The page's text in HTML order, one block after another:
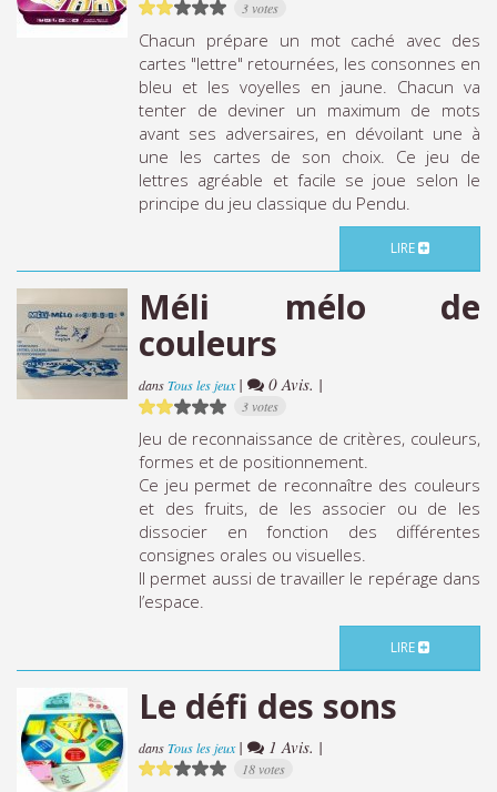
3 votes
Chacun prépare un mot caché avec des
cartes "lettre" retournées, les consonnes en
bleu et les voyelles en jaune. Chacun va
tenter de deviner un maximum de mots
avant ses adversaires, en dévoilant une à
une les cartes de son choix. Ce jeu de
lettres agréable et facile se joue selon le
principe du jeu classique du Pendu.
LIRE
Méli mélo de
couleurs
dansTous les jeux| 0 Avis. |
3 votes
Jeu de reconnaissance de critères, couleurs,
formes et de positionnement.
Ce jeu permet de reconnaître des couleurs
et des fruits, de les associer ou de les
dissocier en fonction des différentes
consignes orales ou visuelles.
Il permet aussi de travailler le repérage dans
l’espace.
LIRE
Le défi des sons
dansTous les jeux| 1 Avis. |
18 votes